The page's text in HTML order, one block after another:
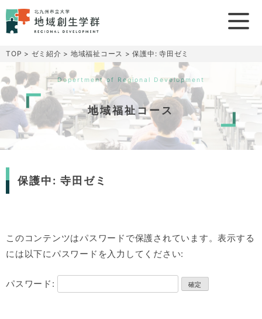
TOP > ゼミ紹介 > 地域福祉コース >保護中: 寺田ゼミ
Depertment of Regional Development
地域福祉コース
保護中: 寺田ゼミ
このコンテンツはパスワードで保護されています。表示する
には以下にパスワードを入力してください:
パスワード: